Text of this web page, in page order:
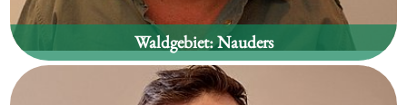
Paul Waldegger
Waldgebiet:Nauders